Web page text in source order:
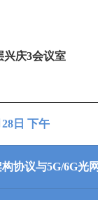
兴庆3会议室
日 下午
协议与5G/6G光